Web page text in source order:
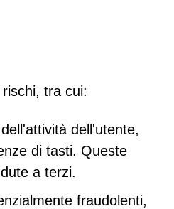
tra cui:
dell'utente,
di tasti. Queste
a terzi.
fraudolenti,